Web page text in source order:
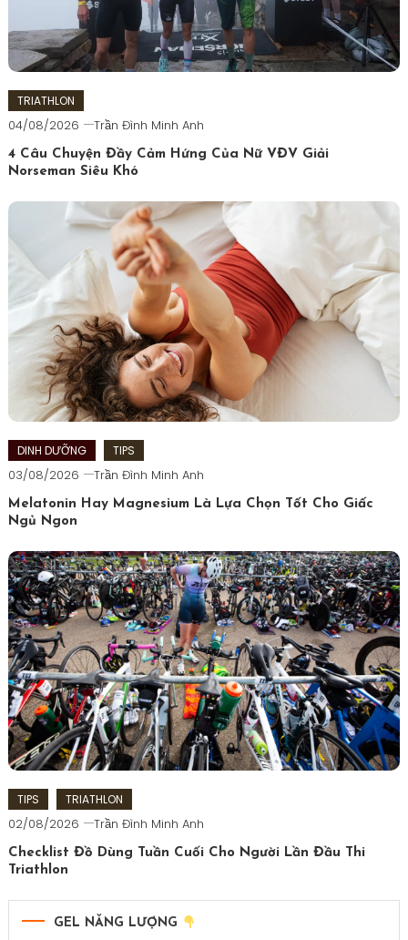
TRIATHLON
04/08/2026 Trần Đình Minh Anh
4 Câu Chuyện Đầy Cảm Hứng Của Nữ VĐV Giải
Norseman Siêu Khó
Tagged
Triathlon
động
ironman,
endusport,
giải
triathlon
khắc
nghiệt,
triathlon ,
truyền
hứng
ironman
DINH DƯỠNG TIPS
03/08/2026 Trần Đình Minh Anh
Melatonin Hay Magnesium Là Lựa Chọn Tốt Cho Giấc
Ngủ Ngon
Tagged
6D
Triathlon,
bí
quyết
giúp
ngủ
ngon
trước
race
endusport,
ngủ
trước
làm
ngủ
ngon
TIPS TRIATHLON
02/08/2026 Trần Đình Minh Anh
Checklist Đồ Dùng Tuần Cuối Cho Người Lần Đầu Thi
Triathlon
Tagged
lần
GEL NĂNG LƯỢNG